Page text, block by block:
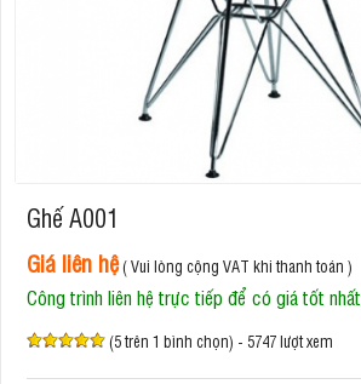
Ghế A001
Giá liên hệ( Vui lòng cộng VAT khi thanh toán )
Công trình liên hệ trực tiếp để có giá tốt nhất
(5 trên 1 bình chọn) - 5747 lượt xem